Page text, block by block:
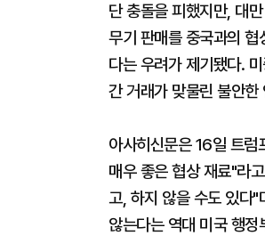
단 충돌을 피했지만, 대
무기 판매를 중국과의
다는 우려가 제기됐다.
간 거래가 맞물린 불안
아사히신문은 16일 트럼
매우 좋은 협상 재료"라
고, 하지 않을 수도 있다"
않는다는 역대 미국 행